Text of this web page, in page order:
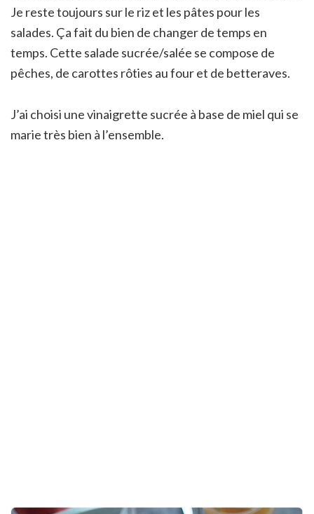
Je reste toujours sur le riz et les pâtes pour les
salades. Ça fait du bien de changer de temps en
temps. Cette salade sucrée/salée se compose de
pêches, de carottes rôties au four et de betteraves.
J’ai choisi une vinaigrette sucrée à base de miel qui se
marie très bien à l’ensemble.